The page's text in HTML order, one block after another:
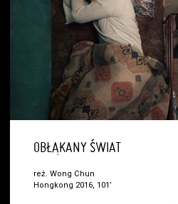
OBŁĄKANY ŚWIAT
reż. Wong Chun
Hongkong 2016, 101’